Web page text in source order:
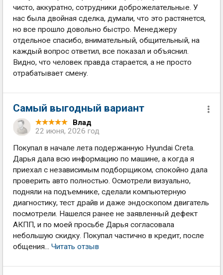
чисто, аккуратно, сотрудники доброжелательные. У
нас была двойная сделка, думали, что это растянется,
но все прошло довольно быстро. Менеджеру
отдельное спасибо, внимательный, общительный, на
каждый вопрос ответил, все показал и объяснил.
Видно, что человек правда старается, а не просто
отрабатывает смену.
Самый выгодный вариант
Влад
22 июня, 2026 год
Покупал в начале лета подержанную Hyundai Creta.
Дарья дала всю информацию по машине, а когда я
приехал с независимым подборщиком, спокойно дала
проверить авто полностью. Осмотрели визуально,
подняли на подъемнике, сделали компьютерную
диагностику, тест драйв и даже эндоскопом двигатель
посмотрели. Нашелся ранее не заявленный дефект
АКПП, и по моей просьбе Дарья согласовала
небольшую скидку. Покупал частично в кредит, после
общения... Читать отзыв